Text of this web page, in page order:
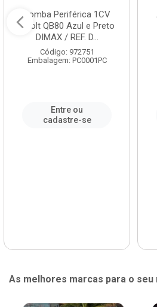
Bomba Periférica 1CV
Bivolt QB80 Azul e Preto
DIMAX / REF. D...
Código: 972751
Embalagem: PC0001PC
Entre ou
cadastre-se
As melhores marcas para o seu